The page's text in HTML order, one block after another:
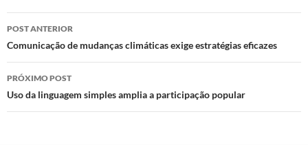
n o
k
p
p
Navegação
de
posts
POST ANTERIOR
Comunicação de mudanças climáticas exige estratégias eficazes
PRÓXIMO POST
Uso da linguagem simples amplia a participação popular